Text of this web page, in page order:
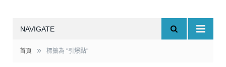
NAVIGATE
首頁 » 標籤為 "引爆點"